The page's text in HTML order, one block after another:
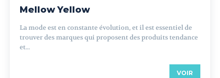
Mellow Yellow
La mode est en constante évolution, et il est essentiel de
trouver des marques qui proposent des produits tendance
et...
VOIR